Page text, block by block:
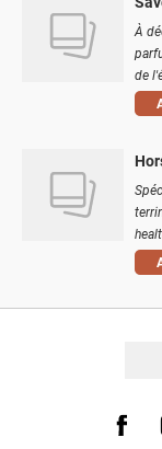
À
de
Visit us